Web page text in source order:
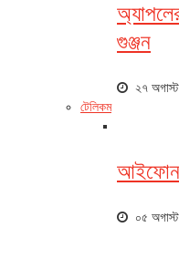
গুঞ্জন
২৭
টেলিকম
আইফোন
০৫